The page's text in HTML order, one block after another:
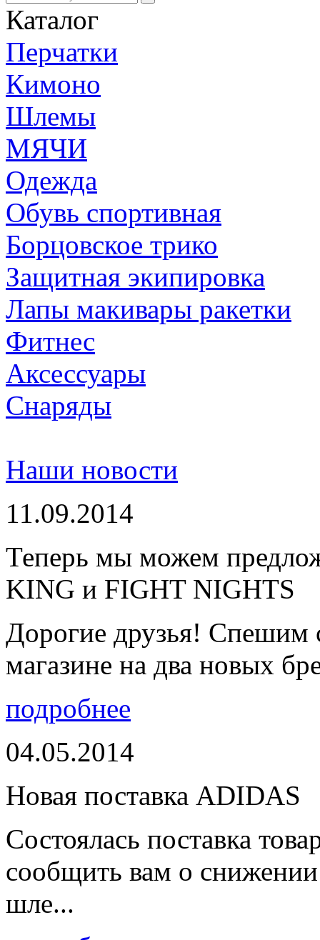
Каталог
Перчатки
Кимоно
Шлемы
МЯЧИ
Одежда
Обувь спортивная
Борцовское трико
Защитная экипировка
Лапы макивары ракетки
Фитнес
Аксессуары
Снаряды
Наши новости
11.09.2014
Теперь мы можем
KING и FIGHT NIGHTS
Дорогие друзья! Спешим
магазине на два новых
подробнее
04.05.2014
Новая поставка ADIDAS
Состоялась поставка
сообщить вам о
шле...